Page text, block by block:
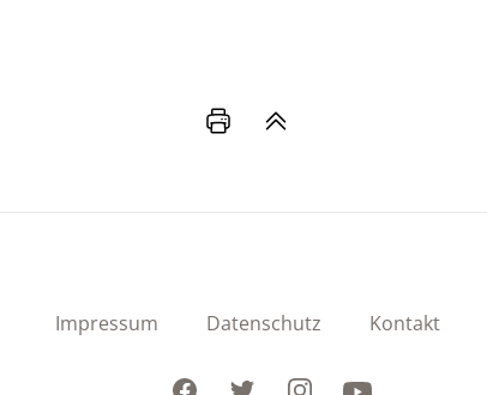
Impressum Datenschutz Kontakt
FacebookTwitterInstagramYoutube